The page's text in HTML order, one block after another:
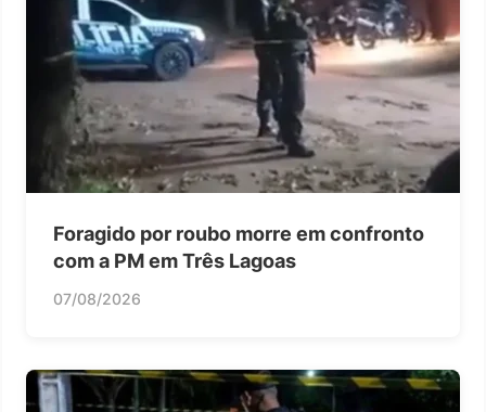
Foragido por roubo morre em confronto
com a PM em Três Lagoas
07/08/2026